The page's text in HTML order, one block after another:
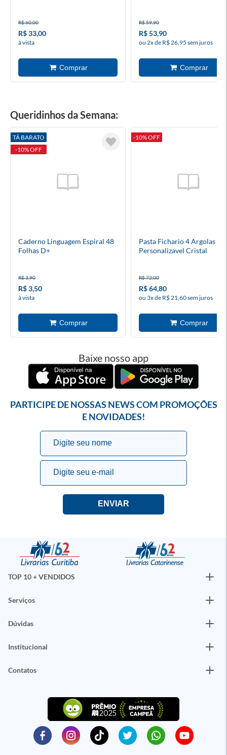
R$ 60,00
R$ 33,00
à vista
R$ 59,90
R$ 53,90
ou 2x de R$ 26,95 sem juros
Queridinhos da Semana:
TÁ BARATO
-10% OFF
Caderno Linguagem Espiral 48
Folhas D+
R$ 3,90
R$ 3,50
à vista
-10% OFF
Pasta Fichario 4 Argolas A4
Personalizavel Cristal
R$ 72,00
R$ 64,80
ou 3x de R$ 21,60 sem juros
Baixe nosso app
PARTICIPE DE NOSSAS NEWS COM PROMOÇÕES
E NOVIDADES!
TOP 10 + VENDIDOS
Serviços
Dúvidas
Institucional
Contatos